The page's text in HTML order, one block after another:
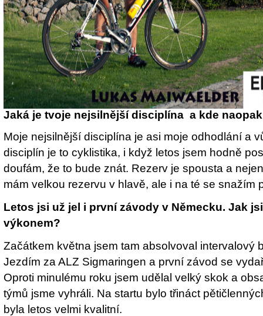
Jaká je tvoje nejsilnější disciplína a kde
Moje nejsilnější disciplína je asi moje odhodlání a
disciplín je to cyklistika, i když letos jsem hodně
doufám, že to bude znát. Rezerv je spousta a
mám velkou rezervu v hlavě, ale i na té se snažím
Letos jsi už jel i první závody v Německu. Jak
výkonem?
Začátkem května jsem tam absolvoval intervalový
Jezdím za ALZ Sigmaringen a první závod se
Oproti minulému roku jsem udělal velký skok a
týmů jsme vyhráli. Na startu bylo třináct
byla letos velmi kvalitní.